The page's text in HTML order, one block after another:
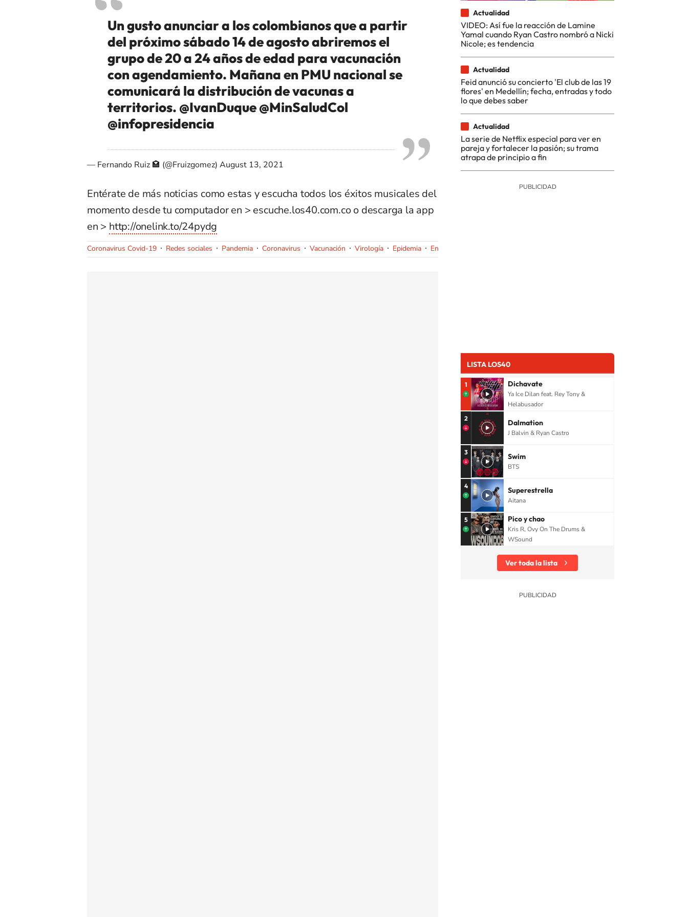
Un gusto anunciar a los colombianos que a partir
del próximo sábado 14 de agosto abriremos el
grupo de 20 a 24 años de edad para vacunación
con agendamiento. Mañana en PMU nacional se
comunicará la distribución de vacunas a
territorios. @IvanDuque@MinSaludCol
@infopresidencia
— Fernando Ruiz 🏩 (@Fruizgomez) August 13, 2021
Entérate de más noticias como estas y escucha todos los éxitos musicales del
momento desde tu computador en > escuche.los40.com.co o descarga la app
en > http://onelink.to/24pydg
Coronavirus Covid-19 Redes sociales Pandemia Coronavirus Vacunación Virología Epidemia Enfermedades infecciosas
Actualidad
VIDEO: Así fue la reacción de Lamine
Yamal cuando Ryan Castro nombró a Nicki
Nicole; es tendencia
Actualidad
Feid anunció su concierto 'El club de las 19
flores' en Medellín; fecha, entradas y todo
lo que debes saber
Actualidad
La serie de Netflix especial para ver en
pareja y fortalecer la pasión; su trama
atrapa de principio a fin
LISTA LOS40
1 Dichavate
Ya Ice Dilan feat. Rey Tony &
Helabusador
2 Dalmation
J Balvin & Ryan Castro
3 Swim
BTS
4 Superestrella
Aitana
5 Pico y chao
Kris R, Ovy On The Drums &
WSound
Ver toda la lista